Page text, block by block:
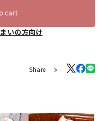
cart
いの方向け
Share